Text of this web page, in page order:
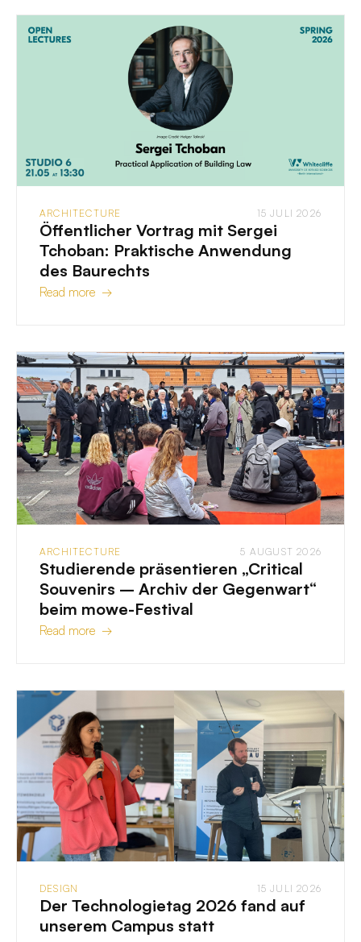
ARCHITECTURE 15 JULI 2026
Öffentlicher Vortrag mit Sergei
Tchoban: Praktische Anwendung
des Baurechts
Read more →
ARCHITECTURE 5 AUGUST 2026
Studierende präsentieren „Critical
Souvenirs – Archiv der Gegenwart“
beim mowe-Festival
Read more →
DESIGN 15 JULI 2026
Der Technologietag 2026 fand auf
unserem Campus statt